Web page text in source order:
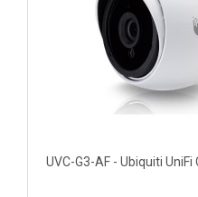
UVC-G3-AF - Ubiquiti